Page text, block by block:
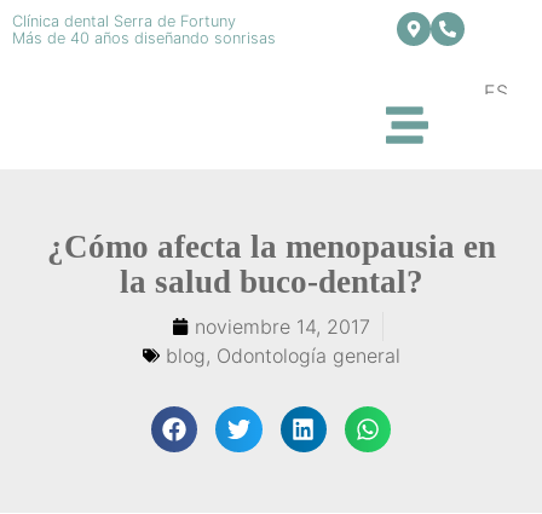
Clínica dental Serra de Fortuny
Más de 40 años diseñando sonrisas
ES
¿Cómo afecta la menopausia en
la salud buco-dental?
noviembre 14, 2017
blog, Odontología general